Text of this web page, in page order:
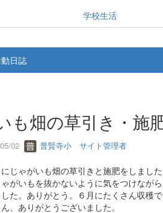
学校生活
日誌
も畑の草引き・施
02 普賢寺小 サイト管理者
じゃがいも畑の草引きと施肥をしまし
がいもを抜かないように気をつけなが
た。ありがとう。６月にたくさん収穫
、ありがとうございました。